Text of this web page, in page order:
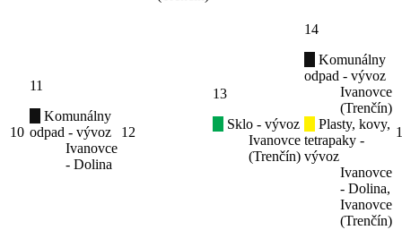
10
11
Komunálny
odpad - vývoz
Ivanovce
- Dolina
12
13
Sklo - vývoz
Ivanovce
(Trenčín)
14
Komunálny
odpad - vývoz
Ivanovce
(Trenčín)
Plasty, kovy,
tetrapaky -
vývoz
Ivanovce
- Dolina,
Ivanovce
(Trenčín)